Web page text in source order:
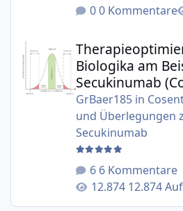
0 Kommentare
Therapieoptimierung bei
Biologika am
Secukinumab
GrBaer185in
und Überlegungen
Secukinumab
6 Kommentare
12.874